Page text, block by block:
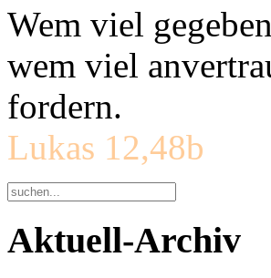
Wem viel
wem viel
fordern.
Lukas 12,48b
Aktuell-Archiv